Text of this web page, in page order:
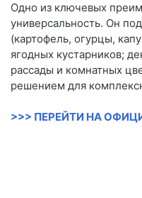
Одно из ключевых
универсальность. Он
(картофель, огурцы,
ягодных кустарников;
рассады и комнатных
решением для
>>> ПЕРЕЙТИ НА